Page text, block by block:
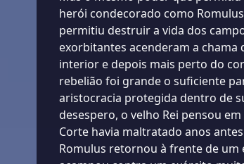
herói condecorado como
permitiu destruir a vida dos
exorbitantes acenderam a
interior e depois mais perto do
rebelião foi grande o suficiente
aristocracia protegida dentro de
desespero, o velho Rei pensou
Corte havia maltratado anos
Romulus retornou à frente de um